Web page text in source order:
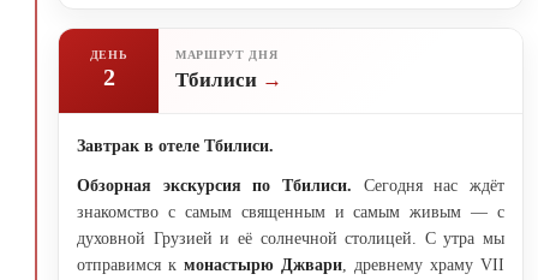
ДЕНЬ
2
МАРШРУТ ДНЯ
Тбилиси
Завтрак в отеле Тбилиси.
Обзорная экскурсия по Тбилиси. Сегодня нас ждёт
знакомство с самым священным и самым живым — с
духовной Грузией и её солнечной столицей. С утра мы
отправимся к монастырю Джвари , древнему храму VII